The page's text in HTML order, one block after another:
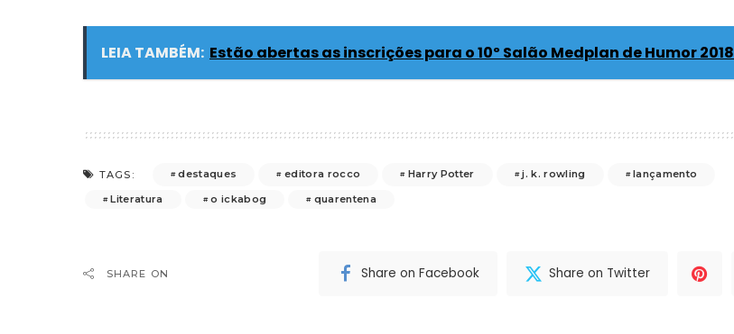
LEIA TAMBÉM: Estão abertas as inscrições para o 10º Salão Medplan de Humor 2018
TAGS: destaques editora rocco Harry Potter j. k. rowling
lançamento
Literatura
o ickabog quarentena
SHARE ON Share on Facebook Share on Twitter